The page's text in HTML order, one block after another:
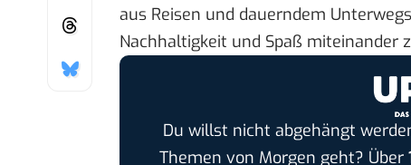
aus Reisen und dauerndem
Nachhaltigkeit und Spaß miteinander
Du willst nicht abgehängt
Themen von Morgen geht? Über